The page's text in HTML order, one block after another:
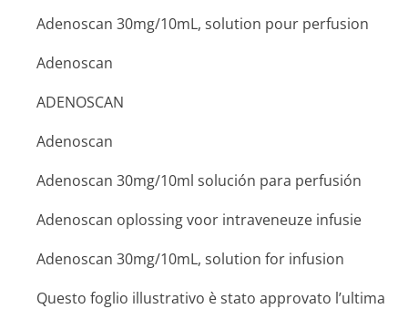
Adenoscan 30mg/10mL, solution pour perfusion
Adenoscan
ADENOSCAN
Adenoscan
Adenoscan 30mg/10ml solución para perfusión
Adenoscan oplossing voor intraveneuze infusie
Adenoscan 30mg/10mL, solution for infusion
Questo foglio illustrativo è stato approvato l’ultima